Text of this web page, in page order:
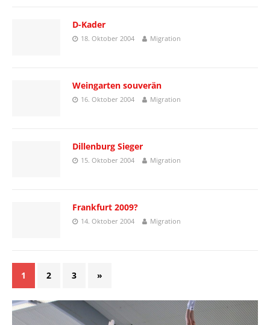
D-Kader
18. Oktober 2004 Migration
Weingarten souverän
16. Oktober 2004 Migration
Dillenburg Sieger
15. Oktober 2004 Migration
Frankfurt 2009?
14. Oktober 2004 Migration
1 2 3 »